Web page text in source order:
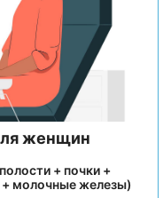
женщин
+ почки +
молочные железы)